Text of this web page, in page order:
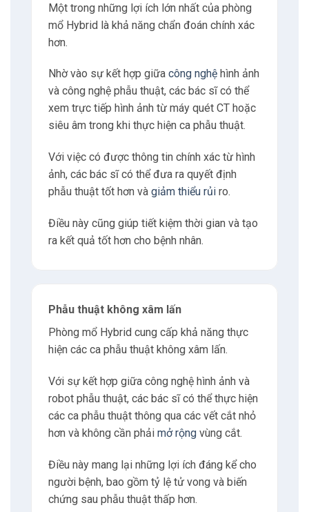
4.2 Học sâu (Deep Learning)
4.3 Robotics
4.4 Thực tế tăng cường (Augmented Reality)
4.6 In 3D (3D Printing)
Ứng dụng của phòng mổ Hybrid
5.2 Phẫu thuật não
5.3 Phẫu thuật ung thư
5.4 Phẫu thuật tim
5.5 Phẫu thuật động mạch và tĩnh mạch
5.6 Phẫu thuật xương khớp
Có thể bạn quan tâm
Một trong những lợi ích lớn nhất của phòng
mổ Hybrid là khả năng chẩn đoán chính xác
hơn.
Nhờ vào sự kết hợp giữa công nghệhình ảnh
và công nghệ phẫu thuật, các bác sĩ có thể
xem trực tiếp hình ảnh từ máy quét CT hoặc
siêu âm trong khi thực hiện ca phẫu thuật.
Với việc có được thông tin chính xác từ hình
ảnh, các bác sĩ có thể đưa ra quyết định
phẫu thuật tốt hơn và giảm thiểu rủiro.
Điều này cũng giúp tiết kiệm thời gian và tạo
ra kết quả tốt hơn cho bệnh nhân.
Phẫu thuật không xâm lấn
Phòng mổ Hybrid cung cấp khả năng thực
hiện các ca phẫu thuật không xâm lấn.
Với sự kết hợp giữa công nghệ hình ảnh và
robot phẫu thuật, các bác sĩ có thể thực hiện
các ca phẫu thuật thông qua các vết cắt nhỏ
hơn và không cần phải mở rộngvùng cắt.
Điều này mang lại những lợi ích đáng kể cho
người bệnh, bao gồm tỷ lệ tử vong và biến
chứng sau phẫu thuật thấp hơn.